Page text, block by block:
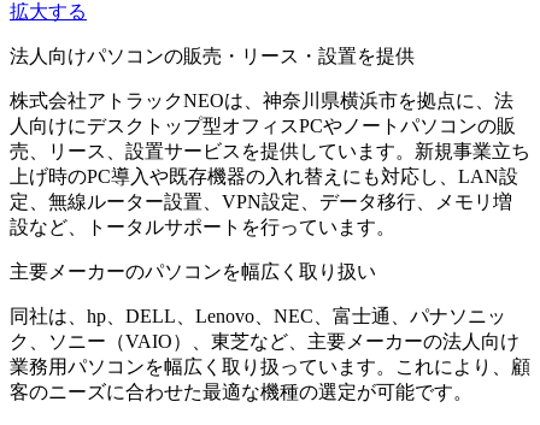
拡大する
法人向けパソコンの販売・リース・設置を提供
株式会社アトラックNEOは、神奈川県横浜市を拠点に、法
人向けにデスクトップ型オフィスPCやノートパソコンの販
売、リース、設置サービスを提供しています。新規事業立ち
上げ時のPC導入や既存機器の入れ替えにも対応し、LAN設
定、無線ルーター設置、VPN設定、データ移行、メモリ増
設など、トータルサポートを行っています。
主要メーカーのパソコンを幅広く取り扱い
同社は、hp、DELL、Lenovo、NEC、富士通、パナソニッ
ク、ソニー（VAIO）、東芝など、主要メーカーの法人向け
業務用パソコンを幅広く取り扱っています。これにより、顧
客のニーズに合わせた最適な機種の選定が可能です。